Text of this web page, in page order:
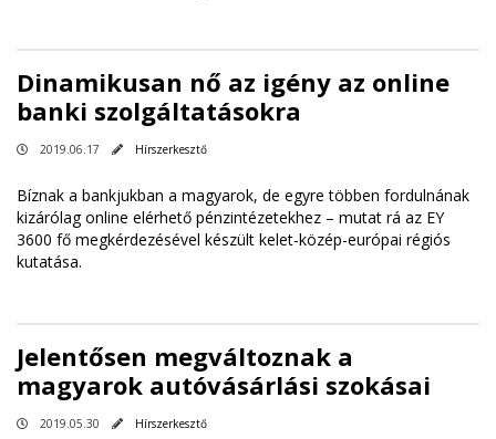
Dinamikusan nő az igény az online
banki szolgáltatásokra
2019.06.17 Hírszerkesztő
Bíznak a bankjukban a magyarok, de egyre többen fordulnának
kizárólag online elérhető pénzintézetekhez – mutat rá az EY
3600 fő megkérdezésével készült kelet-közép-európai régiós
kutatása.
Jelentősen megváltoznak a
magyarok autóvásárlási szokásai
2019.05.30 Hírszerkesztő